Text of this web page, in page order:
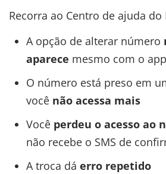
Recorra ao Centro de ajuda
A opção de alterar número
aparece mesmo com o
O número está preso em
você não acessa mais
Você perdeu o acesso ao
não recebe o SMS de
A troca dá erro repetido